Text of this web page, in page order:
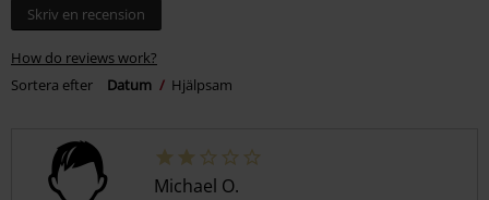
Skriv en recension
How do reviews work?
Sortera efter
Datum Hjälpsam
Michael O.